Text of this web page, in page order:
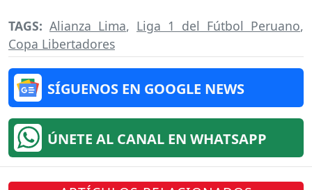
TAGS: Alianza Lima, Liga 1 del Fútbol Peruano,
Copa Libertadores
SÍGUENOS EN GOOGLE NEWS
ÚNETE AL CANAL EN WHATSAPP